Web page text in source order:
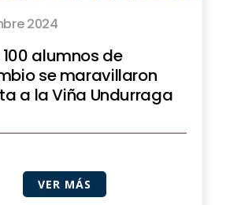
2024
alumnos de
se maravillaron
a la Viña Undurraga
VER MÁS